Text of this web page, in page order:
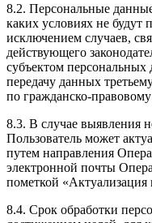
8.2. Персональные
каких условиях не будут
исключением случаев,
действующего
субъектом персональных
передачу данных
по гражданско-правовому
8.3. В случае выявления
Пользователь может
путем направления
электронной почты
пометкой
8.4. Срок обработки